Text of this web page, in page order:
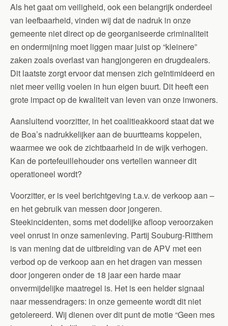
Als het gaat om veiligheid, ook een belangrijk onderdeel
van leefbaarheid, vinden wij dat de nadruk in onze
gemeente niet direct op de georganiseerde criminaliteit
en ondermijning moet liggen maar juist op “kleinere”
zaken zoals overlast van hangjongeren en drugdealers.
Dit laatste zorgt ervoor dat mensen zich geïntimideerd en
niet meer veilig voelen in hun eigen buurt. Dit heeft een
grote impact op de kwaliteit van leven van onze inwoners.
Aansluitend voorzitter, in het coalitieakkoord staat dat we
de Boa’s nadrukkelijker aan de buurtteams koppelen,
waarmee we ook de zichtbaarheid in de wijk verhogen.
Kan de portefeuillehouder ons vertellen wanneer dit
operationeel wordt?
Voorzitter, er is veel berichtgeving t.a.v. de verkoop aan –
en het gebruik van messen door jongeren.
Steekincidenten, soms met dodelijke afloop veroorzaken
veel onrust in onze samenleving. Partij Souburg-Ritthem
is van mening dat de uitbreiding van de APV met een
verbod op de verkoop aan en het dragen van messen
door jongeren onder de 18 jaar een harde maar
onvermijdelijke maatregel is. Het is een helder signaal
naar messendragers: in onze gemeente wordt dit niet
getolereerd. Wij dienen over dit punt de motie “Geen mes